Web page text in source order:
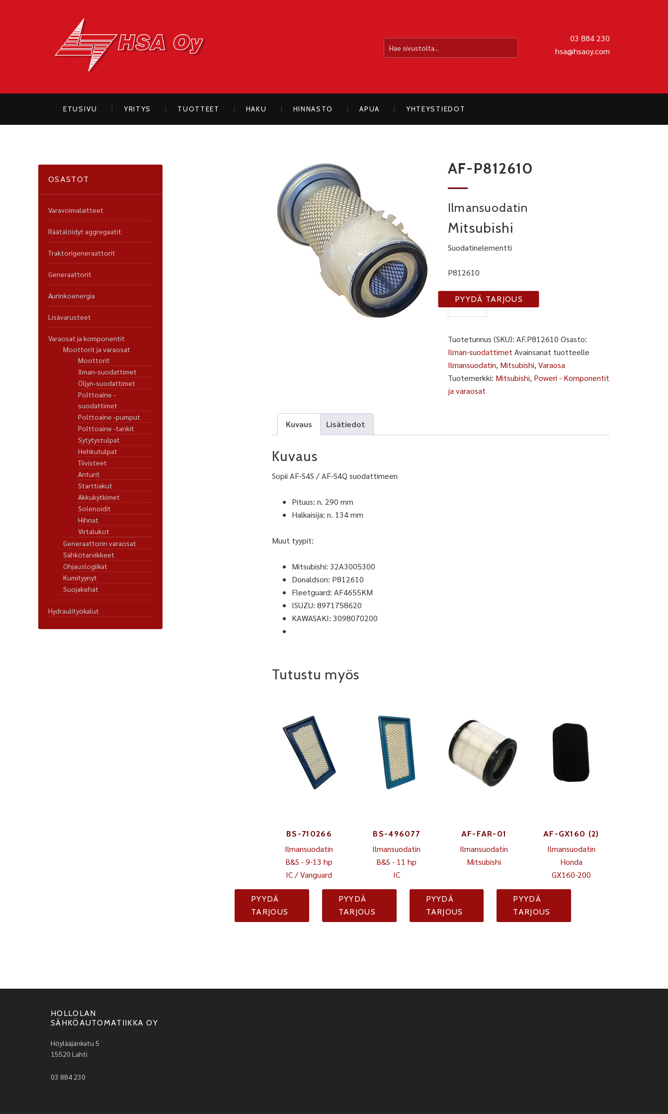
03 884 230
hsa@hsaoy.com
ETUSIVU YRITYS TUOTTEET HAKU HINNASTO APUA YHTEYSTIEDOT
AF-P812610
Ilmansuodatin
Mitsubishi
Suodatinelementti
P812610
AF-
P812610
PYYDÄ TARJOUS
Tuotetunnus (SKU): AF.P812610 Osasto:
Ilman-suodattimet Avainsanat tuotteelle
Ilmansuodatin, Mitsubishi, Varaosa
Tuotemerkki: Mitsubishi, Poweri - Komponentit
ja varaosat
Kuvaus Lisätiedot
Kuvaus
Sopii AF-S4S / AF-S4Q suodattimeen
Pituus: n. 290 mm
Halkaisija: n. 134 mm
Muut tyypit:
Mitsubishi: 32A3005300
Donaldson: P812610
Fleetguard: AF4655KM
ISUZU: 8971758620
KAWASAKI: 3098070200
Tutustu myös
BS-710266
Ilmansuodatin
B&S - 9-13 hp
IC / Vanguard
PYYDÄ
TARJOUS
BS-496077
Ilmansuodatin
B&S - 11 hp
IC
PYYDÄ
TARJOUS
AF-FAR-01
Ilmansuodatin
Mitsubishi
PYYDÄ
TARJOUS
AF-GX160 (2)
Ilmansuodatin
Honda
GX160-200
PYYDÄ
TARJOUS
OSASTOT
Varavoimalaitteet
Räätälöidyt aggregaatit
Traktorigeneraattorit
Generaattorit
Aurinkoenergia
Lisävarusteet
Varaosat ja komponentit
Moottorit ja varaosat
Moottorit
Ilman-suodattimet
Öljyn-suodattimet
Polttoaine -
suodattimet
Polttoaine -pumput
Polttoaine -tankit
Sytytystulpat
Hehkutulpat
Tiivisteet
Anturit
Starttiakut
Akkukytkimet
Solenoidit
Hihnat
Virtalukot
Generaattorin varaosat
Sähkötarvikkeet
Ohjauslogiikat
Kumityynyt
Suojakehät
Hydraulityökalut
HOLLOLAN
SÄHKÖAUTOMATIIKKA OY
Höylääjänkatu 5
15520 Lahti
03 884 230